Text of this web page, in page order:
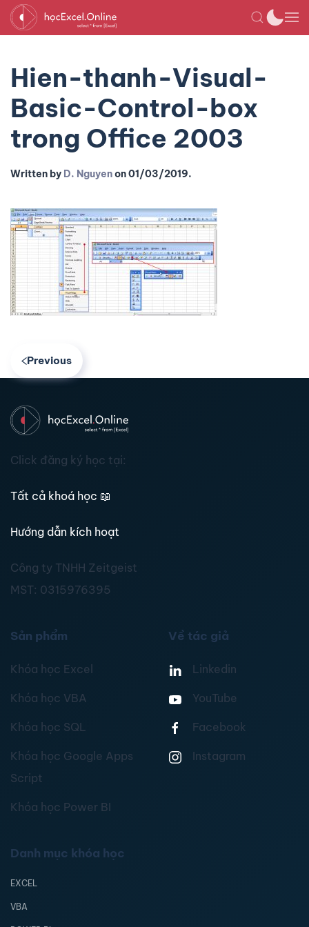
Hien-thanh-Visual-
Basic-Control-box
trong Office 2003
Written by D. Nguyenon01/03/2019.
Previous
Click đăng ký học tại:
Tất cả khoá học 📖
Hướng dẫn kích hoạt
Công ty TNHH Zeitgeist
MST: 0315976395
Sản phẩm
Khóa học Excel
Khóa học VBA
Khóa học SQL
Khóa học Google Apps
Script
Khóa học Power BI
Về tác giả
Linkedin
YouTube
Facebook
Instagram
Danh mục khóa học
EXCEL
VBA